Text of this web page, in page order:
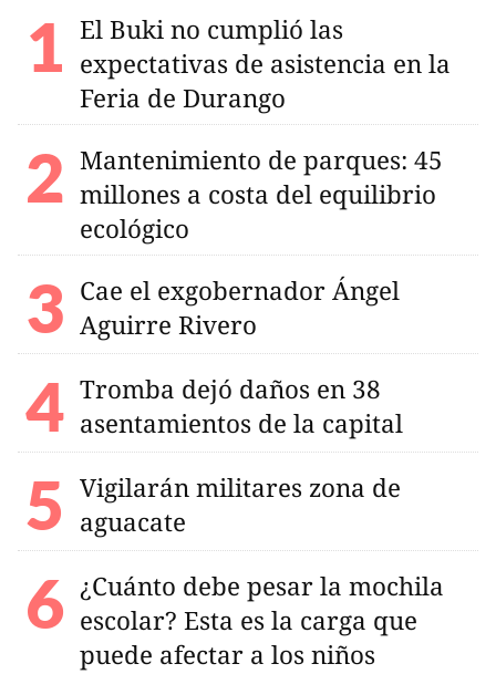
El Buki no cumplió las
expectativas de asistencia en la
Feria de Durango
Mantenimiento de parques: 45
millones a costa del equilibrio
ecológico
Cae el exgobernador Ángel
Aguirre Rivero
Tromba dejó daños en 38
asentamientos de la capital
Vigilarán militares zona de
aguacate
¿Cuánto debe pesar la mochila
escolar? Esta es la carga que
puede afectar a los niños